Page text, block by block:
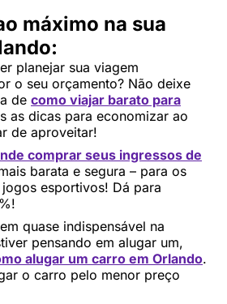
máximo na sua
planejar sua viagem
o seu orçamento? Não deixe
de como viajar barato para
as dicas para economizar ao
de aproveitar!
comprar seus ingressos de
barata e segura – para os
esportivos! Dá para
quase indispensável na
pensando em alugar um,
alugar um carro em Orlando.
o carro pelo menor preço